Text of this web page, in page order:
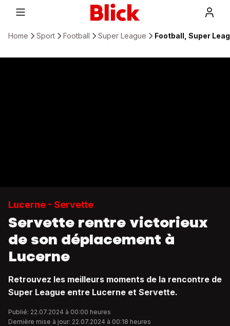
Home Sport Football Super League Football, Super
Lucerne - Servette
Servette rentre victorieux
de son déplacement à
Lucerne
Retrouvez les meilleurs moments de la rencontre de
Super League entre Lucerne et Servette.
Publié: 22.07.2024 à 00:00 heures
Dernière mise à jour: 22.07.2024 à 00:18 heures